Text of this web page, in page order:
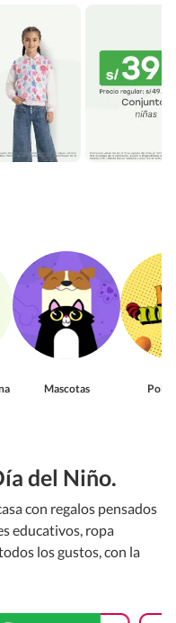
Mascotas
del Niño.
con regalos pensados
educativos, ropa
los gustos, con la